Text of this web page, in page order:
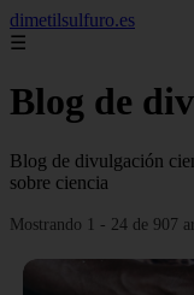
dimetilsulfuro.es
☰
Blog de
Blog de divulgación
sobre ciencia
Mostrando 1 - 24 de 907